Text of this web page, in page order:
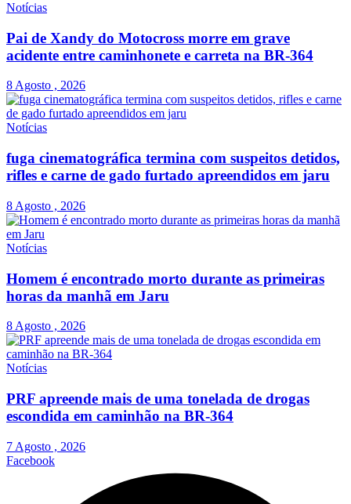
Notícias
Pai de Xandy do Motocross morre em grave
acidente entre caminhonete e carreta na BR-364
8 Agosto , 2026
Notícias
fuga cinematográfica termina com suspeitos detidos,
rifles e carne de gado furtado apreendidos em jaru
8 Agosto , 2026
Notícias
Homem é encontrado morto durante as primeiras
horas da manhã em Jaru
8 Agosto , 2026
Notícias
PRF apreende mais de uma tonelada de drogas
escondida em caminhão na BR-364
7 Agosto , 2026
Facebook